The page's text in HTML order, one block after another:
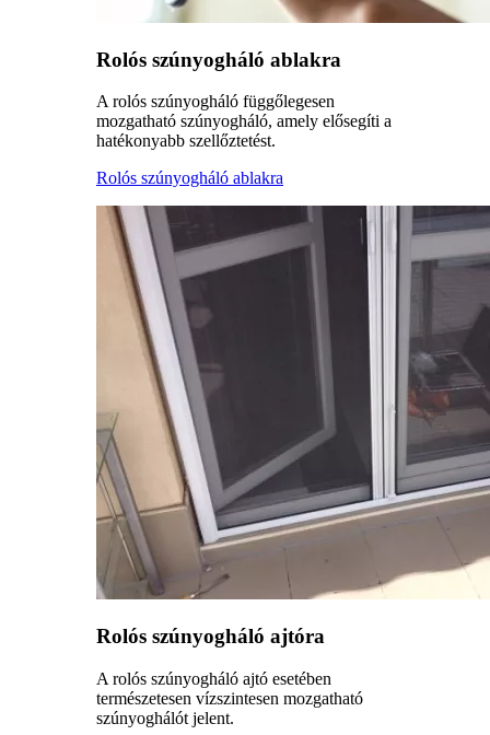
Rolós szúnyogháló ablakra
A rolós szúnyogháló függőlegesen
mozgatható szúnyogháló, amely elősegíti a
hatékonyabb szellőztetést.
Rolós szúnyogháló ablakra
Rolós szúnyogháló ajtóra
A rolós szúnyogháló ajtó esetében
természetesen vízszintesen mozgatható
szúnyoghálót jelent.